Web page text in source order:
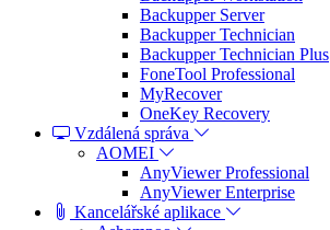
Backupper Server
Backupper Technician
Backupper Technician Plus
FoneTool Professional
MyRecover
OneKey Recovery
Vzdálená správa
AOMEI
AnyViewer Professional
AnyViewer Enterprise
Kancelářské aplikace